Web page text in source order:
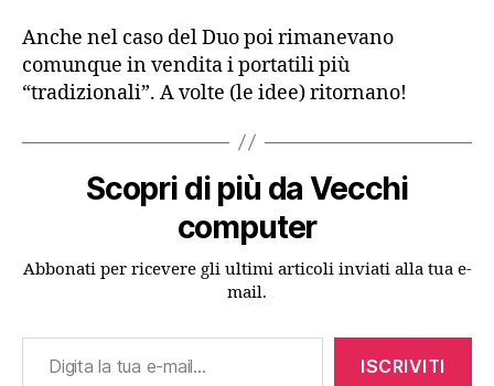
Anche nel caso del Duo poi rimanevano
comunque in vendita i portatili più
“tradizionali”. A volte (le idee) ritornano!
Scopri di più da Vecchi
computer
Abbonati per ricevere gli ultimi articoli inviati alla tua e-
mail.
Digita la tua e-mail...
ISCRIVITI